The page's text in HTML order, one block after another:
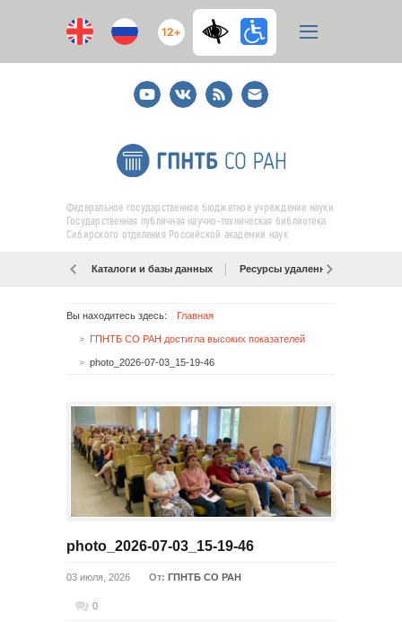
12+
YoutubeВКонтакте
RSS
E-
mail
подписка
Федеральное государственное бюджетное учреждение науки
Государственная публичная научно-техническая библиотека
Сибирского отделения Российской академии наук
Каталоги и базы данных Ресурсы удаленного доступа
Вы находитесь здесь: Главная
ГПНТБ СО РАН достигла высоких показателей
photo_2026-07-03_15-19-46
photo_2026-07-03_15-19-46
03 июля, 2026 От: ГПНТБ СО РАН
0